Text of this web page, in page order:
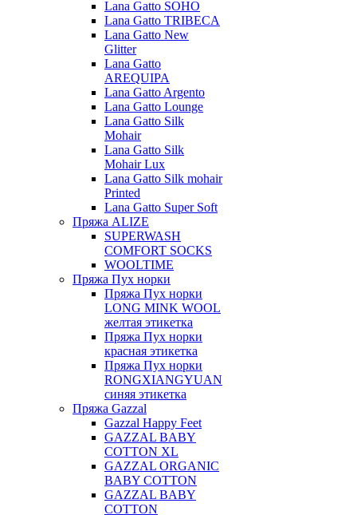
Lana Gatto SOHO
Lana Gatto TRIBECA
Lana Gatto New
Glitter
Lana Gatto
AREQUIPA
Lana Gatto Argento
Lana Gatto Lounge
Lana Gatto Silk
Mohair
Lana Gatto Silk
Mohair Lux
Lana Gatto Silk mohair
Printed
Lana Gatto Super Soft
Пряжа ALIZE
SUPERWASH
COMFORT SOCKS
WOOLTIME
Пряжа Пух норки
Пряжа Пух норки
LONG MINK WOOL
желтая этикетка
Пряжа Пух норки
красная этикетка
Пряжа Пух норки
RONGXIANGYUAN
синяя этикетка
Пряжа Gazzal
Gazzal Happy Feet
GAZZAL BABY
COTTON XL
GAZZAL ORGANIC
BABY COTTON
GAZZAL BABY
COTTON